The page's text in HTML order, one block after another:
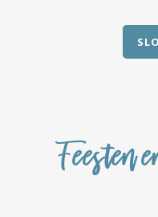
Feesten